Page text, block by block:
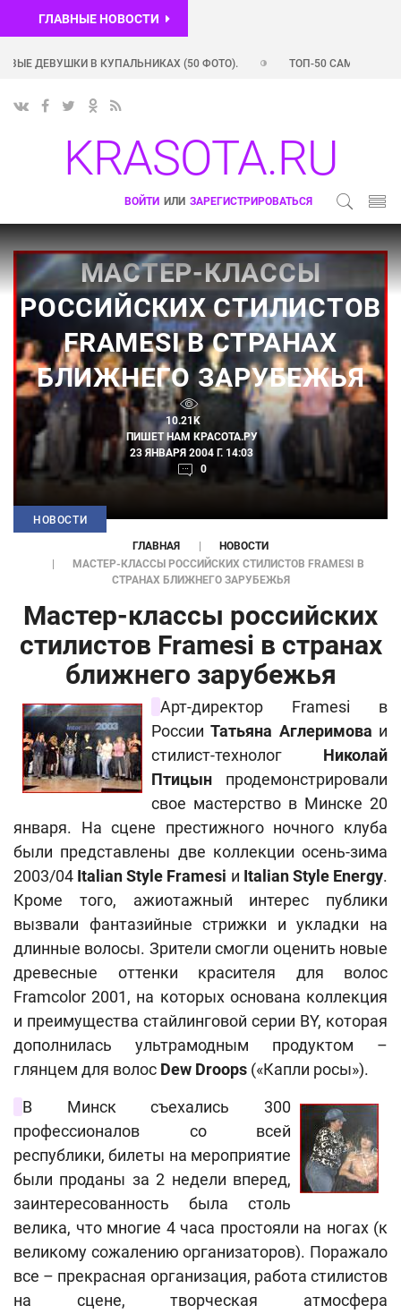
ГЛАВНЫЕ НОВОСТИ
ДЕВУШКИ В КУПАЛЬНИКАХ (50 ФОТО).
ТОП-50 САМЫХ
KRASOTA.RU
ВОЙТИ ИЛИ ЗАРЕГИСТРИРОВАТЬСЯ
МАСТЕР-КЛАССЫ
РОССИЙСКИХ СТИЛИСТОВ
FRAMESI В СТРАНАХ
БЛИЖНЕГО ЗАРУБЕЖЬЯ
10.21K
ПИШЕТ НАМ КРАСОТА.РУ
23 ЯНВАРЯ 2004 Г. 14:03
0
НОВОСТИ
ГЛАВНАЯ
НОВОСТИ
МАСТЕР-КЛАССЫ РОССИЙСКИХ СТИЛИСТОВ FRAMESI В
СТРАНАХ БЛИЖНЕГО ЗАРУБЕЖЬЯ
Мастер-классы российских
стилистов Framesi в странах
ближнего зарубежья
Арт-директор Framesi в
РоссииТатьяна Аглеримова и
стилист-технолог Николай
Птицын продемонстрировали
свое мастерство в Минске 20
января. На сцене престижного ночного клуба
были представлены две коллекции осень-зима
2003/04 Italian Style Framesi и Italian Style Energy.
Кроме того, ажиотажный интерес публики
вызвали фантазийные стрижки и укладки на
длинные волосы. Зрители смогли оценить новые
древесные оттенки красителя для волос
Framcolor 2001, на которых основана коллекция
и преимущества стайлинговой серии BY, которая
дополнилась ультрамодным продуктом –
глянцем для волос Dew Droops («Капли росы»).
В Минск съехались 300
профессионалов со всей
республики, билеты на мероприятие
были проданы за 2 недели вперед,
заинтересованность была столь
велика, что многие 4 часа простояли на ногах (к
великому сожалению организаторов). Поражало
все – прекрасная организация, работа стилистов
на сцене, творческая атмосфера